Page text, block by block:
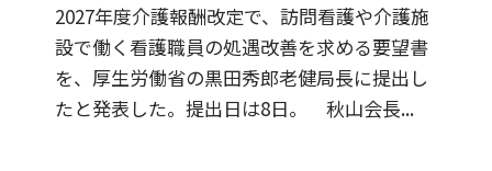
2027年度介護報酬改定で、訪問看護や介護施
設で働く看護職員の処遇改善を求める要望書
を、厚生労働省の黒田秀郎老健局長に提出し
たと発表した。提出日は8日。 秋山会長...